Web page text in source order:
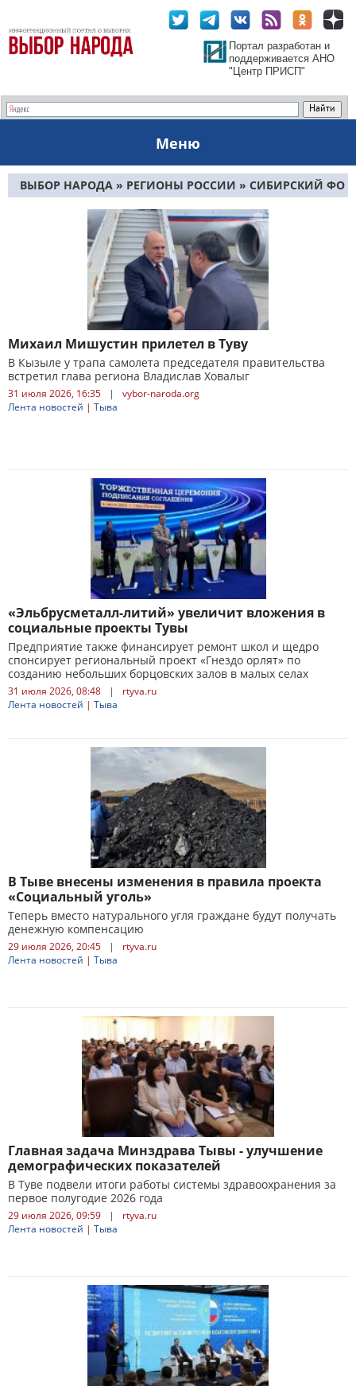
Портал разработан и
поддерживается АНО
"Центр ПРИСП"
Меню
ВЫБОР НАРОДА » РЕГИОНЫ РОССИИ » СИБИРСКИЙ ФО
Михаил Мишустин прилетел в Туву
В Кызыле у трапа самолета председателя правительства
встретил глава региона Владислав Ховалыг
31 июля 2026, 16:35 |
vybor-naroda.org
Лента новостей | Тыва
«Эльбрусметалл-литий» увеличит вложения в
социальные проекты Тувы
Предприятие также финансирует ремонт школ и щедро
спонсирует региональный проект «Гнездо орлят» по
созданию небольших борцовских залов в малых селах
31 июля 2026, 08:48 |
rtyva.ru
Лента новостей | Тыва
В Тыве внесены изменения в правила проекта
«Социальный уголь»
Теперь вместо натурального угля граждане будут получать
денежную компенсацию
29 июля 2026, 20:45 |
rtyva.ru
Лента новостей | Тыва
Главная задача Минздрава Тывы - улучшение
демографических показателей
В Туве подвели итоги работы системы здравоохранения за
первое полугодие 2026 года
29 июля 2026, 09:59 |
rtyva.ru
Лента новостей | Тыва